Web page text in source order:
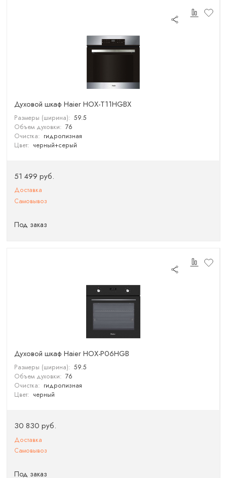
Духовой шкаф Haier HOX-T11HGBX
Размеры (ширина): 59.5
Объем духовки: 76
Очистка: гидролизная
Цвет: черный+cерый
51 499 руб.
Доставка
Самовывоз
Под заказ
Духовой шкаф Haier HOX-P06HGB
Размеры (ширина): 59.5
Объем духовки: 76
Очистка: гидролизная
Цвет: черный
30 830 руб.
Доставка
Самовывоз
Под заказ